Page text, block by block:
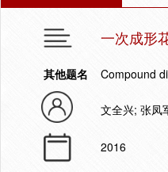
一次成形
其他题名 Compound
文全兴; 张凤
2016